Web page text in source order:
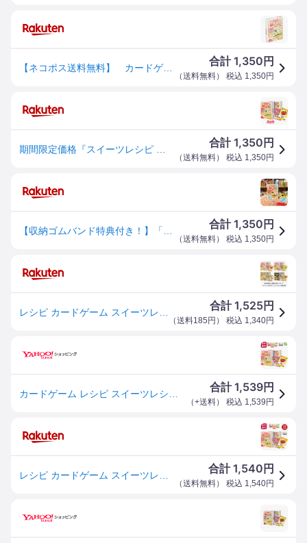
【ネコポス送料無料】 カードゲーム 楽しく料理を作ろう! スイーツレシピ
合計1,350 円
（送料無料） 税込 1,350円
合計1,350 円
（送料無料） 税込 1,350円
合計1,350 円
（送料無料） 税込 1,350円
合計1,525円
（送料185円 ） 税込 1,340円
合計1,539円
（+送料） 税込 1,539 円
合計1,540 円
（送料無料） 税込 1,540円